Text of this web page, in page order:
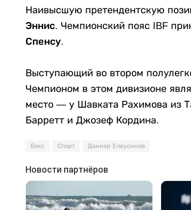
Наивысшую претендентскую
Эннис. Чемпионский пояс IBF
Спенсу.
Выступающий во втором
Чемпионом в этом дивизионе
место — у Шавката Рахимова из
Барретт и Джозеф Кордина.
Бокс Спорт Данияр Елеусинов